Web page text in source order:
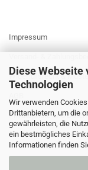
Diese Webseite
Technologien
Wir verwenden
Drittanbietern, um die
gewährleisten, die
ein bestmögliches
Informationen finden
Impressum
Widerrufsrecht &
Privatsphäre und
Cookie Einstellungen